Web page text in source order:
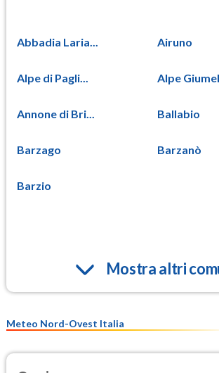
Abbadia Laria... Airuno
Alpe di Pagli... Alpe
Annone di Bri... Ballabio
Barzago Barzanò
Barzio
Mostra altri
Meteo Nord-Ovest Italia